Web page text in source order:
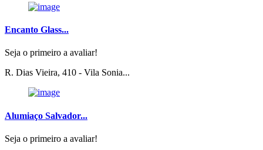
Encanto Glass...
Seja o primeiro a avaliar!
R. Dias Vieira, 410 - Vila Sonia...
Alumiaço Salvador...
Seja o primeiro a avaliar!